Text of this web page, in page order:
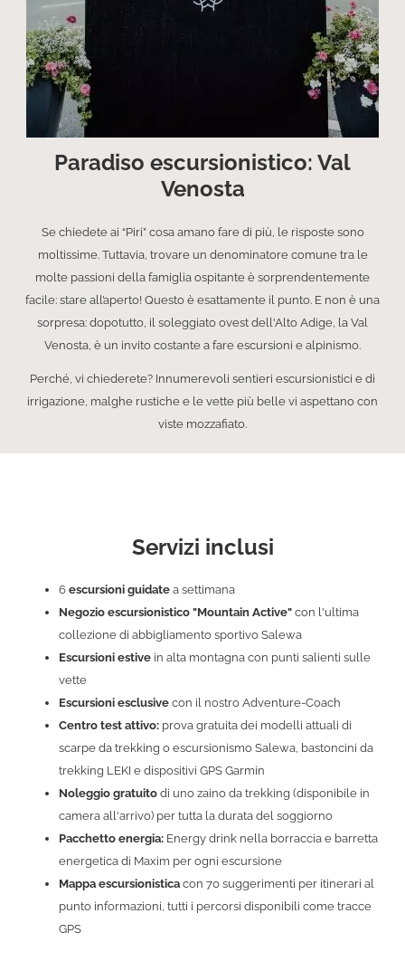
Paradiso escursionistico: Val
Venosta
Se chiedete ai “Piri” cosa amano fare di più, le risposte sono
moltissime. Tuttavia, trovare un denominatore comune tra le
molte passioni della famiglia ospitante è sorprendentemente
facile: stare all’aperto! Questo è esattamente il punto. E non è una
sorpresa: dopotutto, il soleggiato ovest dell'Alto Adige, la Val
Venosta, è un invito costante a fare escursioni e alpinismo.
Perché, vi chiederete? Innumerevoli sentieri escursionistici e di
irrigazione, malghe rustiche e le vette più belle vi aspettano con
viste mozzafiato.
Servizi inclusi
6 escursioni guidate a settimana
Negozio escursionistico "Mountain Active" con l'ultima
collezione di abbigliamento sportivo Salewa
Escursioni estive in alta montagna con punti salienti sulle
vette
Escursioni esclusive con il nostro Adventure-Coach
Centro test attivo: prova gratuita dei modelli attuali di
scarpe da trekking o escursionismo Salewa, bastoncini da
trekking LEKI e dispositivi GPS Garmin
Noleggio gratuito di uno zaino da trekking (disponibile in
camera all'arrivo) per tutta la durata del soggiorno
Pacchetto energia: Energy drink nella borraccia e barretta
energetica di Maxim per ogni escursione
Mappa escursionistica con 70 suggerimenti per itinerari al
punto informazioni, tutti i percorsi disponibili come tracce
GPS